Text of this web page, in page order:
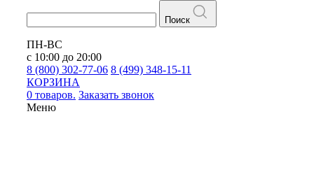
Поиск
ПН-ВС
с 10:00 до 20:00
8 (800) 302-77-06 8 (499) 348-15-11
КОРЗИНА
0 товаров. Заказать звонок
Меню